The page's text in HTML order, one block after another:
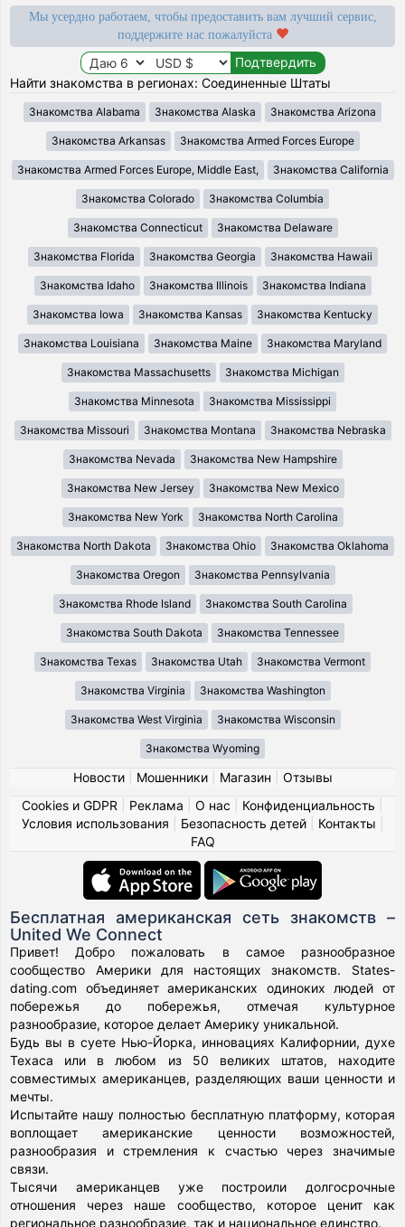
Мы усердно работаем, чтобы предоставить вам лучший сервис,
поддержите нас пожалуйста
Найти знакомства в регионах: Соединенные Штаты
Знакомства Alabama Знакомства Alaska Знакомства Arizona
Знакомства Arkansas Знакомства Armed Forces Europe
Знакомства Armed Forces Europe, Middle East, Знакомства California
Знакомства Colorado Знакомства Columbia
Знакомства Connecticut Знакомства Delaware
Знакомства Florida Знакомства Georgia Знакомства Hawaii
Знакомства Idaho Знакомства Illinois Знакомства Indiana
Знакомства Iowa Знакомства Kansas Знакомства Kentucky
Знакомства Louisiana Знакомства Maine Знакомства Maryland
Знакомства Massachusetts Знакомства Michigan
Знакомства Minnesota Знакомства Mississippi
Знакомства Missouri Знакомства Montana Знакомства Nebraska
Знакомства Nevada Знакомства New Hampshire
Знакомства New Jersey Знакомства New Mexico
Знакомства New York Знакомства North Carolina
Знакомства North Dakota Знакомства Ohio Знакомства Oklahoma
Знакомства Oregon Знакомства Pennsylvania
Знакомства Rhode Island Знакомства South Carolina
Знакомства South Dakota Знакомства Tennessee
Знакомства Texas Знакомства Utah Знакомства Vermont
Знакомства Virginia Знакомства Washington
Знакомства West Virginia Знакомства Wisconsin
Знакомства Wyoming
Новости| Мошенники| Магазин
Отзывы
Cookies и GDPR
Реклама О нас Конфиденциальность
Условия использования
Безопасность детей| Контакты
FAQ
Бесплатная американская сеть знакомств –
United We Connect
Привет! Добро пожаловать в самое разнообразное
сообщество Америки для настоящих знакомств. States-
dating.com объединяет американских одиноких людей от
побережья до побережья, отмечая культурное
разнообразие, которое делает Америку уникальной.
Будь вы в суете Нью-Йорка, инновациях Калифорнии, духе
Техаса или в любом из 50 великих штатов, находите
совместимых американцев, разделяющих ваши ценности и
мечты.
Испытайте нашу полностью бесплатную платформу, которая
воплощает американские ценности возможностей,
разнообразия и стремления к счастью через значимые
связи.
Тысячи американцев уже построили долгосрочные
отношения через наше сообщество, которое ценит как
региональное разнообразие, так и национальное единство.